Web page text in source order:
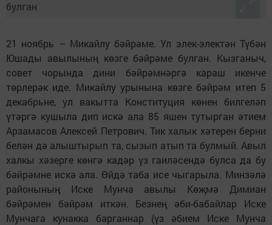
21 ноябрь – Микайлу бәйрәме. Ул элек-электән Түбән
Юшады авылының көзге бәйрәме булган. Кызганыч,
совет чорында дини бәйрәмнәргә караш икенче
төрлерәк иде. Микайлу урынына көзге бәйрәм итеп 5
декабрьне, ул вакытта Конституция көнен билгеләп
үтәргә кушыла дип искә ала 85 яшен тутырган әтием
Арзамасов Алексей Петрович. Тик халык хәтерен берни
белән дә алыштырып та, сызып атып та булмый. Авыл
халкы хәзерге көнгә кадәр үз гаиләсендә булса да бу
бәйрәмне искә ала. Өйдә таба исе чыгарыла. Минзәлә
районының Иске Мунча авылы Көҗмә Димиан
бәйрәмен бәйрәм иткән. Безнең әби-бабайлар Иске
Мунчага кунакка барганнар (үз әбием Иске Мунча